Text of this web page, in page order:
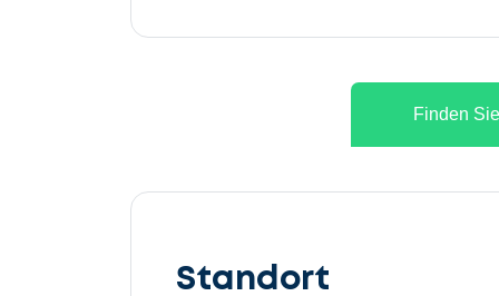
Finden
Standort
Lassen